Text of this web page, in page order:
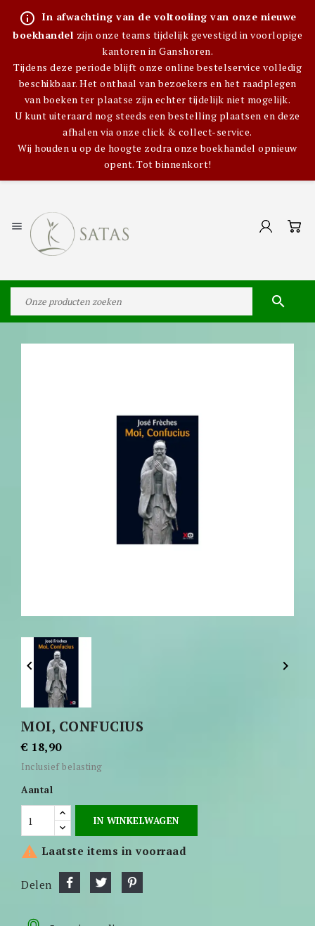
info_outline In afwachting van de voltooiing van onze nieuwe
boekhandel zijn onze teams tijdelijk gevestigd in voorlopige
kantoren in Ganshoren.
Tijdens deze periode blijft onze online bestelservice volledig
beschikbaar. Het onthaal van bezoekers en het raadplegen
van boeken ter plaatse zijn echter tijdelijk niet mogelijk.
U kunt uiteraard nog steeds een bestelling plaatsen en deze
afhalen via onze click & collect-service.
Wij houden u op de hoogte zodra onze boekhandel opnieuw
opent. Tot binnenkort!


 
MOI, CONFUCIUS
€ 18,90
Inclusief belasting
Aantal
IN WINKELWAGEN
 Laatste items in voorraad
Delen